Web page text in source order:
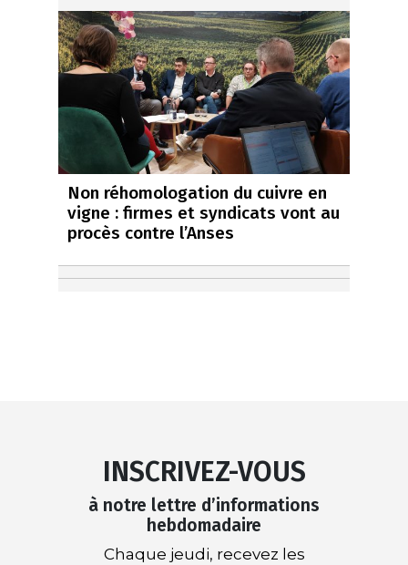
Non réhomologation du cuivre en
vigne : firmes et syndicats vont au
procès contre l’Anses
INSCRIVEZ-VOUS
à notre lettre d’informations
hebdomadaire
Chaque jeudi, recevez les